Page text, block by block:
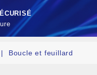
Boucle et feuillard